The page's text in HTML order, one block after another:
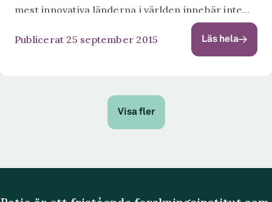
mest innovativa länderna i världen innebär inte
att vi är ödesbestämda att dra ifrån om idén om
divergens skulle visa sig...
Publicerat 25 september 2015 Läs hela
Visa fler